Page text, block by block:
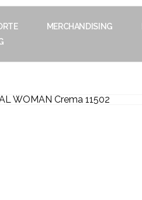
MERCHANDISING